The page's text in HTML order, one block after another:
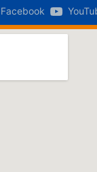
Facebook